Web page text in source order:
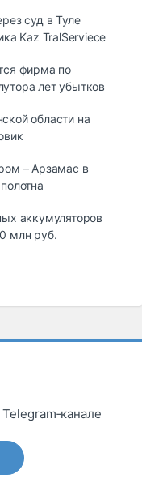
суд в Туле
Kaz TralServiece
фирма по
лет убытков
области на
– Арзамас в
аккумуляторов
млн руб.